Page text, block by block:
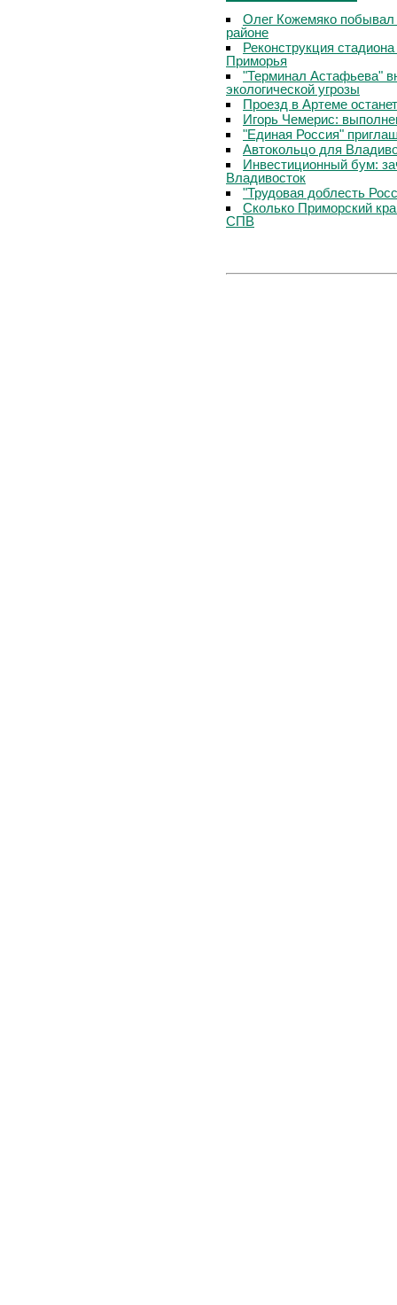
Олег Кожемяко
районе
Реконструкция
Приморья
"Терминал Астафьева"
экологической угрозы
Проезд в Артеме
Игорь Чемерис:
"Единая Россия"
Автокольцо для
Инвестиционный бум:
Владивосток
"Трудовая доблесть
Сколько Приморский
СПВ